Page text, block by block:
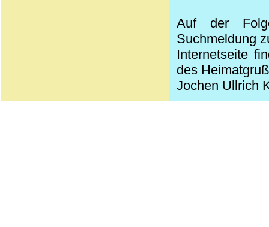
Auf der
Suchmeldung
Internetseite
des
Jochen Ullrich